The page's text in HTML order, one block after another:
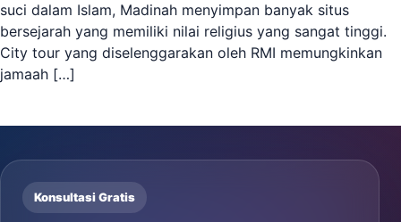
suci dalam Islam, Madinah menyimpan banyak situs
bersejarah yang memiliki nilai religius yang sangat tinggi.
City tour yang diselenggarakan oleh RMI memungkinkan
jamaah […]
Konsultasi Gratis